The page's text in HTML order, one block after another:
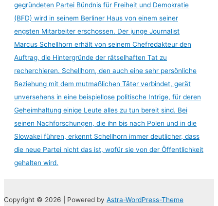
gegründeten Partei Bündnis für Freiheit und Demokratie
(BFD) wird in seinem Berliner Haus von einem seiner
engsten Mitarbeiter erschossen. Der junge Journalist
Marcus Schellhorn erhält von seinem Chefredakteur den
Auftrag, die Hintergründe der rätselhaften Tat zu
recherchieren. Schellhorn, den auch eine sehr persönliche
Beziehung mit dem mutmaßlichen Täter verbindet, gerät
unversehens in eine beispiellose politische Intrige, für deren
Geheimhaltung einige Leute alles zu tun bereit sind. Bei
seinen Nachforschungen, die ihn bis nach Polen und in die
Slowakei führen, erkennt Schellhorn immer deutlicher, dass
die neue Partei nicht das ist, wofür sie von der Öffentlichkeit
gehalten wird.
Copyright © 2026 | Powered by Astra-WordPress-Theme